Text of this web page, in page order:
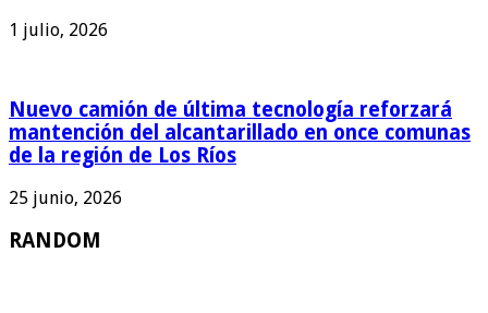
1 julio, 2026
Nuevo camión de última tecnología reforzará
mantención del alcantarillado en once comunas
de la región de Los Ríos
25 junio, 2026
RANDOM